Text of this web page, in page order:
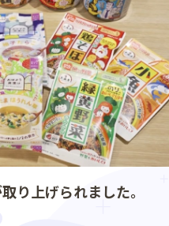
り上げられました。